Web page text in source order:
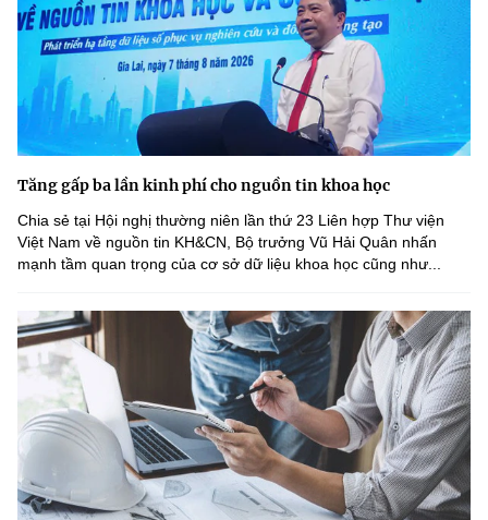
Tăng gấp ba lần kinh phí cho nguồn tin khoa học
Chia sẻ tại Hội nghị thường niên lần thứ 23 Liên hợp Thư viện
Việt Nam về nguồn tin KH&CN, Bộ trưởng Vũ Hải Quân nhấn
mạnh tầm quan trọng của cơ sở dữ liệu khoa học cũng như...